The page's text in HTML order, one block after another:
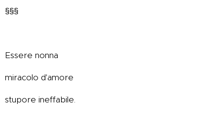
§§§
Essere nonna
miracolo d'amore
stupore ineffabile.